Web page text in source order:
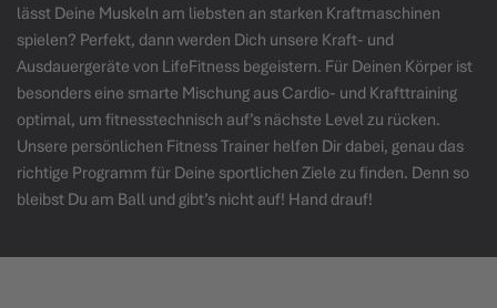
lässt Deine Muskeln am liebsten an starken Kraftmaschinen
spielen? Perfekt, dann werden Dich unsere Kraft- und
Ausdauergeräte von LifeFitness begeistern. Für Deinen Körper ist
besonders eine smarte Mischung aus Cardio- und Krafttraining
optimal, um fitnesstechnisch auf’s nächste Level zu rücken.
Unsere persönlichen Fitness Trainer helfen Dir dabei, genau das
richtige Programm für Deine sportlichen Ziele zu finden. Denn so
bleibst Du am Ball und gibt’s nicht auf! Hand drauf!